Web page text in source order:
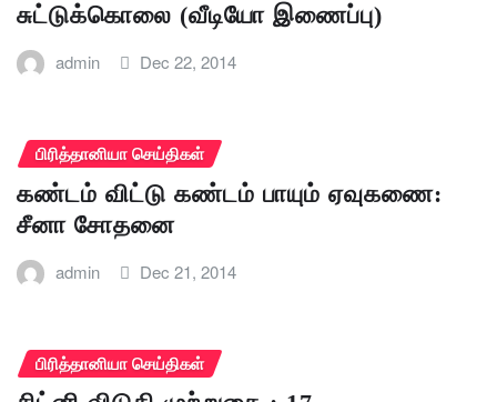
சுட்டுக்கொலை (வீடியோ இணைப்பு)
admin Dec 22, 2014
பிரித்தானியா செய்திகள்
கண்டம் விட்டு கண்டம் பாயும் ஏவுகணை:
சீனா சோதனை
admin Dec 21, 2014
பிரித்தானியா செய்திகள்